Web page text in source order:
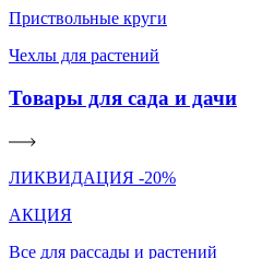
Приствольные круги
Чехлы для растений
Товары для сада и дачи
ЛИКВИДАЦИЯ -20%
АКЦИЯ
Все для рассады и растений